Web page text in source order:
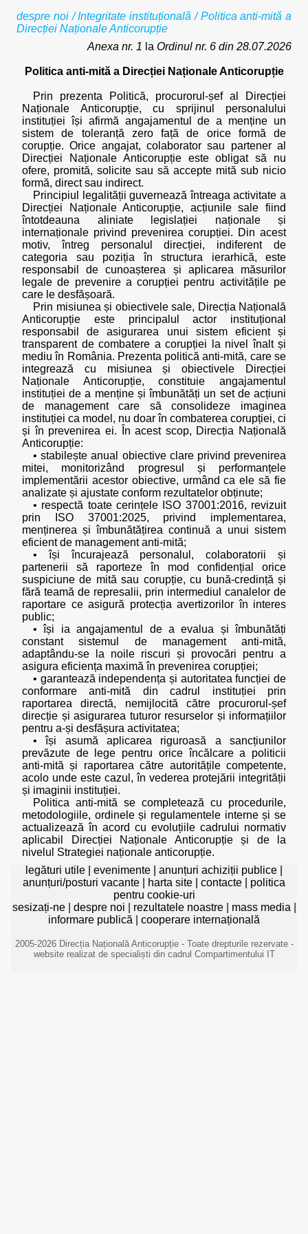
despre noi /Integritate instituțională / Politica anti-mită a
Direcției Naționale Anticorupție
Anexa nr. 1 la Ordinul nr. 6 din 28.07.2026
Politica anti-mită a Direcției Naționale Anticorupție
Prin prezenta Politică, procurorul-șef al Direcției
Naționale Anticorupție, cu sprijinul personalului
instituției își afirmă angajamentul de a menține un
sistem de toleranță zero față de orice formă de
corupție. Orice angajat, colaborator sau partener al
Direcției Naționale Anticorupție este obligat să nu
ofere, promită, solicite sau să accepte mită sub nicio
formă, direct sau indirect.
Principiul legalității guvernează întreaga activitate a
Direcției Naționale Anticorupție, acțiunile sale fiind
întotdeauna aliniate legislației naționale și
internaționale privind prevenirea corupției. Din acest
motiv, întreg personalul direcției, indiferent de
categoria sau poziția în structura ierarhică, este
responsabil de cunoașterea și aplicarea măsurilor
legale de prevenire a corupției pentru activitățile pe
care le desfășoară.
Prin misiunea și obiectivele sale, Direcția Națională
Anticorupție este principalul actor instituțional
responsabil de asigurarea unui sistem eficient și
transparent de combatere a corupției la nivel înalt și
mediu în România. Prezenta politică anti-mită, care se
integrează cu misiunea și obiectivele Direcției
Naționale Anticorupție, constituie angajamentul
instituției de a menține și îmbunătăți un set de acțiuni
de management care să consolideze imaginea
instituției ca model, nu doar în combaterea corupției, ci
și în prevenirea ei. În acest scop, Direcția Națională
Anticorupție:
• stabilește anual obiective clare privind prevenirea
mitei, monitorizând progresul și performanțele
implementării acestor obiective, urmând ca ele să fie
analizate și ajustate conform rezultatelor obținute;
• respectă toate cerințele ISO 37001:2016, revizuit
prin ISO 37001:2025, privind implementarea,
menținerea și îmbunătățirea continuă a unui sistem
eficient de management anti-mită;
• își încurajează personalul, colaboratorii și
partenerii să raporteze în mod confidențial orice
suspiciune de mită sau corupție, cu bună-credință și
fără teamă de represalii, prin intermediul canalelor de
raportare ce asigură protecția avertizorilor în interes
public;
• își ia angajamentul de a evalua și îmbunătăți
constant sistemul de management anti-mită,
adaptându-se la noile riscuri și provocări pentru a
asigura eficiența maximă în prevenirea corupției;
• garantează independența și autoritatea funcției de
conformare anti-mită din cadrul instituției prin
raportarea directă, nemijlocită către procurorul-șef
direcție și asigurarea tuturor resurselor și informațiilor
pentru a-și desfășura activitatea;
• își asumă aplicarea riguroasă a sancțiunilor
prevăzute de lege pentru orice încălcare a politicii
anti-mită și raportarea către autoritățile competente,
acolo unde este cazul, în vederea protejării integrității
și imaginii instituției.
Politica anti-mită se completează cu procedurile,
metodologiile, ordinele și regulamentele interne și se
actualizează în acord cu evoluțiile cadrului normativ
aplicabil Direcției Naționale Anticorupție și de la
nivelul Strategiei naționale anticorupție.
legături utile
evenimente anunțuri achiziții publice
anunțuri/posturi vacante
harta site contacte
politica
pentru cookie-uri
sesizați-ne| despre noi rezultatele noastre| mass media
informare publică
cooperare internațională
2005-2026 Direcția Națională Anticorupție - Toate drepturile rezervate -
website realizat de specialiști din cadrul Compartimentului IT